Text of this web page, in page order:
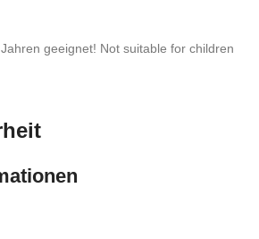
geeignet! Not suitable for children